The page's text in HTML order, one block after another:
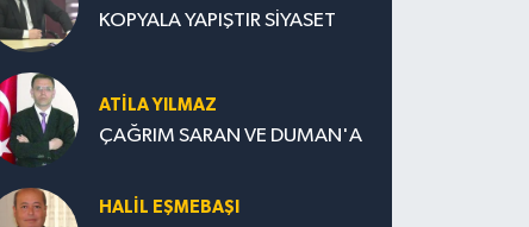
KOPYALA YAPIŞTIR SİYASET
ATILA YILMAZ
ÇAĞRIM SARAN VE DUMAN'A
HALIL EŞMEBAŞI